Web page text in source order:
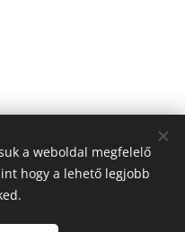
a weboldal megfelelő
hogy a lehető legjobb